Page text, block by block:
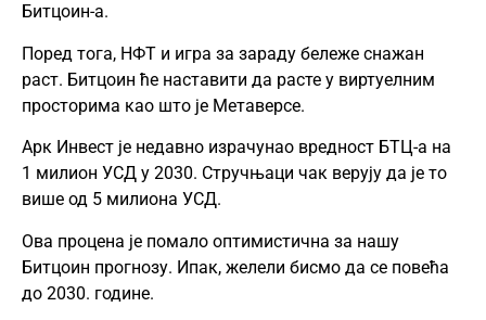
Битцоин-а.
Поред тога, НФТ и игра за зараду бележе снажан
раст. Битцоин ће наставити да расте у виртуелним
просторима као што је Метаверсе.
Арк Инвест је недавно израчунао вредност БТЦ-а на
1 милион УСД у 2030. Стручњаци чак верују да је то
више од 5 милиона УСД.
Ова процена је помало оптимистична за нашу
Битцоин прогнозу. Ипак, желели бисмо да се повећа
до 2030. године.